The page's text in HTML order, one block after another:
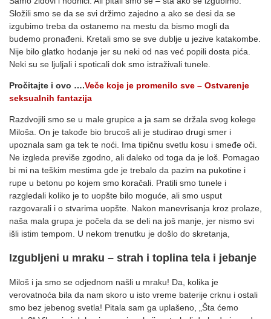
Složili smo se da se svi držimo zajedno a ako se desi da se
izgubimo treba da ostanemo na mestu da bismo mogli da
budemo pronađeni. Kretali smo se sve dublje u jezive katakombe.
Nije bilo glatko hodanje jer su neki od nas već popili dosta pića.
Neki su se ljuljali i spoticali dok smo istraživali tunele.
Pročitajte i ovo ….Veče koje je promenilo sve – Ostvarenje
seksualnih fantazija
Razdvojili smo se u male grupice a ja sam se držala svog kolege
Miloša. On je takođe bio brucoš ali je studirao drugi smer i
upoznala sam ga tek te noći. Ima tipičnu svetlu kosu i smeđe oči.
Ne izgleda previše zgodno, ali daleko od toga da je loš. Pomagao
bi mi na teškim mestima gde je trebalo da pazim na pukotine i
rupe u betonu po kojem smo koračali. Pratili smo tunele i
razgledali koliko je to uopšte bilo moguće, ali smo usput
razgovarali i o stvarima uopšte. Nakon manevrisanja kroz prolaze,
naša mala grupa je počela da se deli na još manje, jer nismo svi
išli istim tempom. U nekom trenutku je došlo do skretanja,
Izgubljeni u mraku – strah i toplina tela i jebanje
Miloš i ja smo se odjednom našli u mraku! Da, kolika je
verovatnoća bila da nam skoro u isto vreme baterije crknu i ostali
smo bez jebenog svetla! Pitala sam ga uplašeno, „Šta ćemo